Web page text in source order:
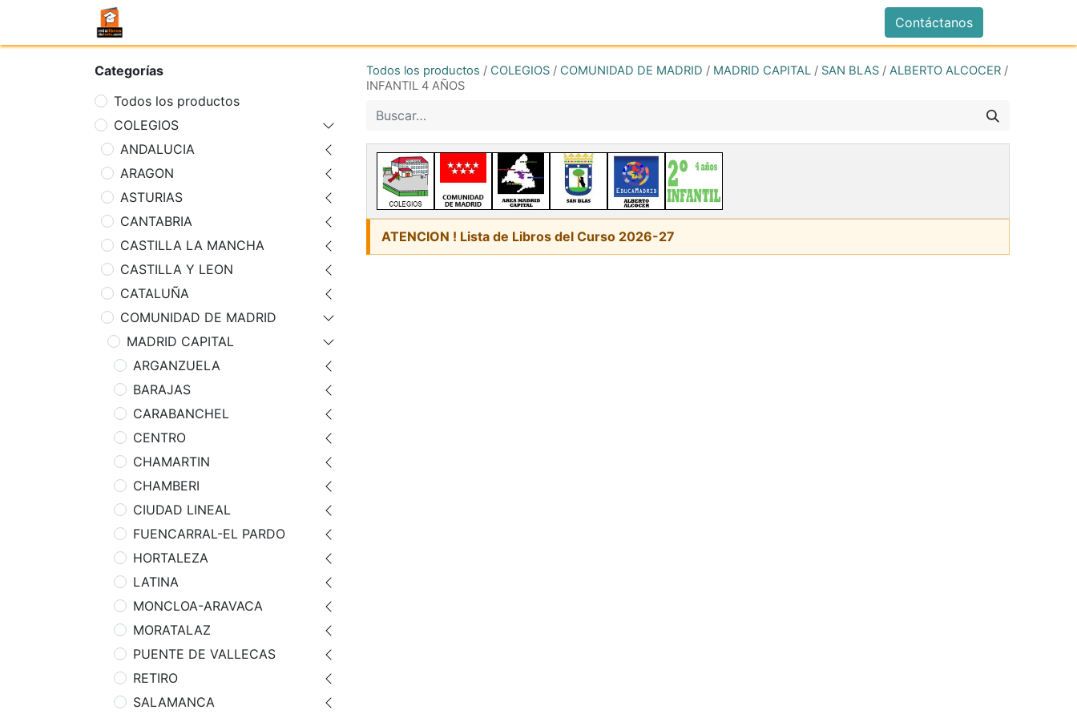
Contáctanos
Categorías
Todos los productos
COLEGIOS
ANDALUCIA
ARAGON
ASTURIAS
CANTABRIA
CASTILLA LA MANCHA
CASTILLA Y LEON
CATALUÑA
COMUNIDAD DE MADRID
MADRID CAPITAL
ARGANZUELA
BARAJAS
CARABANCHEL
CENTRO
CHAMARTIN
CHAMBERI
CIUDAD LINEAL
FUENCARRAL-EL PARDO
HORTALEZA
LATINA
MONCLOA-ARAVACA
MORATALAZ
PUENTE DE VALLECAS
RETIRO
SALAMANCA
Todos los productos / COLEGIOS / COMUNIDAD DE MADRID / MADRID CAPITAL / SAN BLAS / ALBERTO ALCOCER /
INFANTIL 4 AÑOS
ATENCION ! Lista de Libros del Curso 2026-27